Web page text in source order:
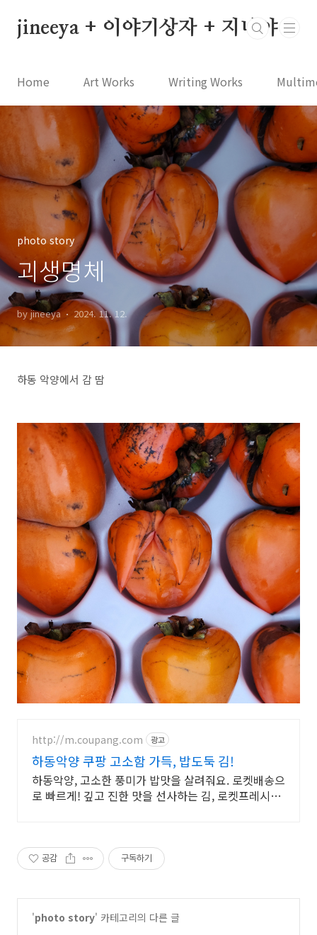
jineeya + 이야기상자 + 지니야
Home Art Works Writing Works
photo story
괴생명체
by jineeya 2024. 11. 12.
하동 악양에서 감 땀
http://m.coupang.com 광고
하동악양 쿠팡 고소함 가득, 밥도둑 김!
하동악양, 고소한 풍미가 밥맛을 살려줘요. 로켓배송으
로 빠르게! 깊고 진한 맛을 선사하는 김, 로켓프레시로
공감 구독하기
'photo story' 카테고리의 다른 글